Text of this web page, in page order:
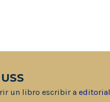
un libro escribir a